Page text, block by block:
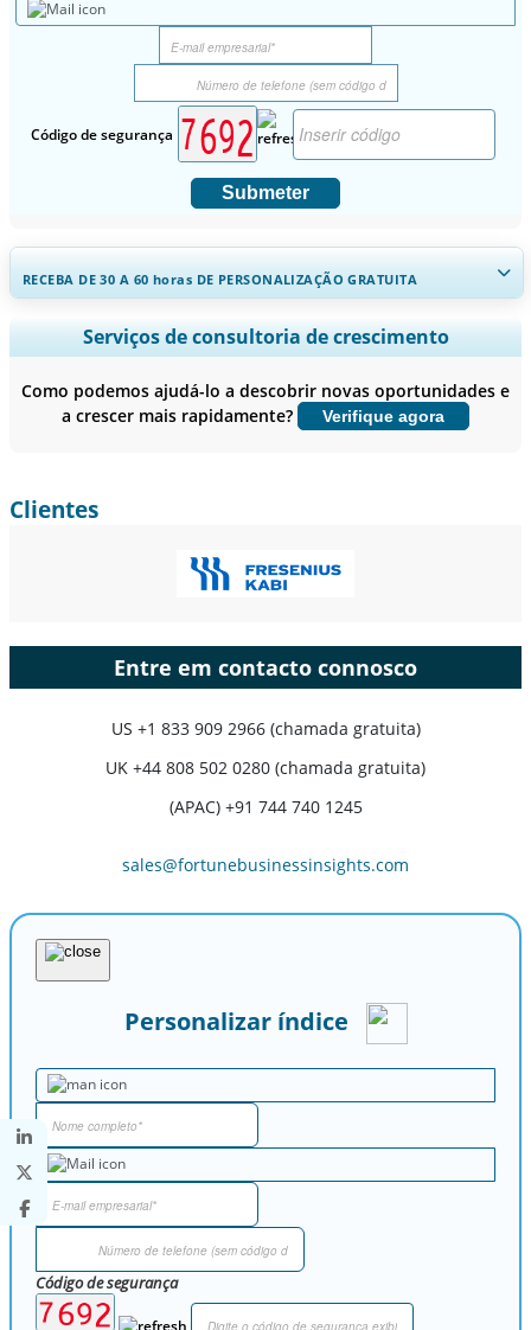
Código de segurança
Submeter
RECEBA DE 30 A 60 horas DE PERSONALIZAÇÃO GRATUITA
Ampliar a cobertura regional e por país, Análise de segmentos,
Perfis de empresas, Benchmarking competitivo, e insights sobre o
Personalizar agora
Serviços de consultoria de crescimento
Como podemos ajudá-lo a descobrir novas oportunidades e
a crescer mais rapidamente?
Verifique agora
Clientes
Entre em contacto connosco
US +1 833 909 2966 (chamada gratuita)
UK +44 808 502 0280 (chamada gratuita)
(APAC) +91 744 740 1245
sales@fortunebusinessinsights.com
Personalizar índice
Código de segurança